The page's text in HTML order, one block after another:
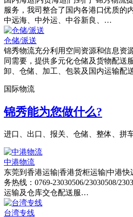
服务，我司整合了国内各港口优质的
中远海、中外运、中谷新良、…
仓储/派送
锦秀物流充分利用空间资源和信息资
同需要，提供多元化仓储及货物配送
卸、仓储、加工、包装及国内运输配
国际物流
锦秀能为您做什么?
进口、出口、报关、仓储、整体、拼
中港物流
东莞到香港运输­|香港货柜运输|中港快
务热线：0769-23030506/23030508/
运输及仓库交仓配送服…
台湾专线